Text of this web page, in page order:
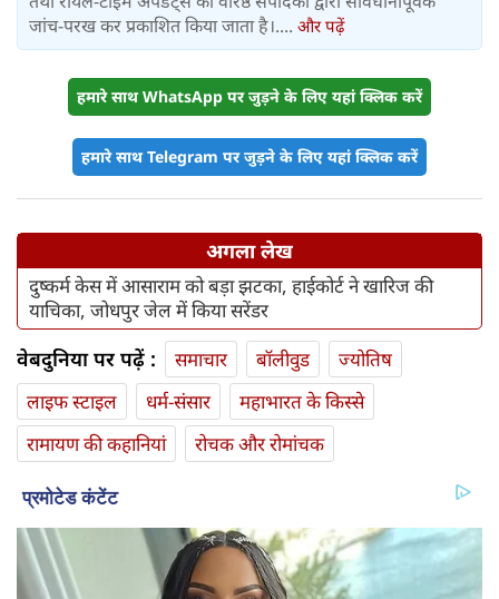
जांच-परख कर प्रकाशित किया जाता है।.... और पढ़ें
हमारे साथ WhatsApp पर जुड़ने के लिए यहां क्लिक करें
हमारे साथ Telegram पर जुड़ने के लिए यहां क्लिक करें
अगला लेख
दुष्कर्म केस में आसाराम को बड़ा झटका, हाईकोर्ट ने खारिज की
याचिका, जोधपुर जेल में किया सरेंडर
वेबदुनिया पर पढ़ें : समाचार बॉलीवुड
ज्योतिष
लाइफ स्‍टाइल
धर्म-संसार
महाभारत के किस्से
रामायण की कहानियां
रोचक और रोमांचक